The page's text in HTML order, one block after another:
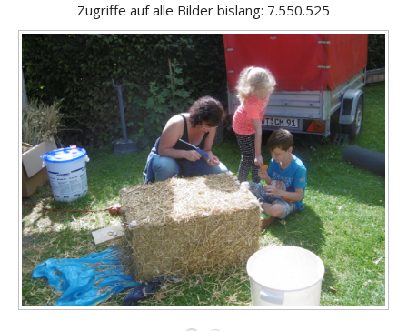
Zugriffe auf alle Bilder bislang: 7.550.525